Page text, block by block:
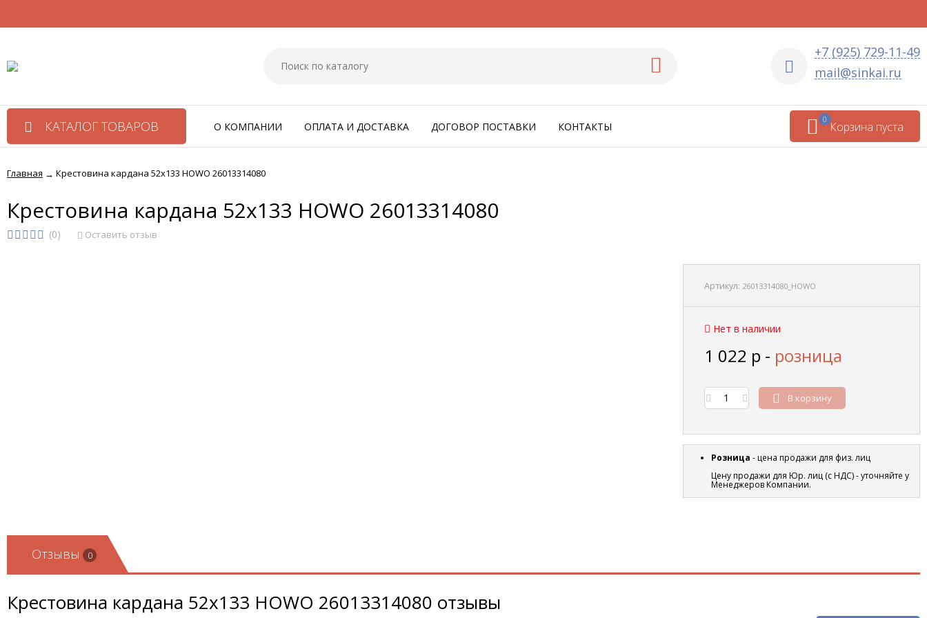
+7 (925) 729-11-49
mail@sinkai.ru
КАТАЛОГ ТОВАРОВ Корзина пуста
0
О КОМПАНИИ ОПЛАТА И ДОСТАВКА ДОГОВОР ПОСТАВКИ КОНТАКТЫ
Главная → Крестовина кардана 52х133 HOWO 26013314080
Крестовина кардана 52х133 HOWO 26013314080
(0) Оставить отзыв
Артикул: 26013314080_HOWO
Нет в наличии
1 022 р - розница
В корзину
Розница - цена продажи для физ. лиц
Цену продажи для Юр. лиц (с НДС) - уточняйте у
Менеджеров Компании.
Отзывы 0
Крестовина кардана 52х133 HOWO 26013314080 отзывы